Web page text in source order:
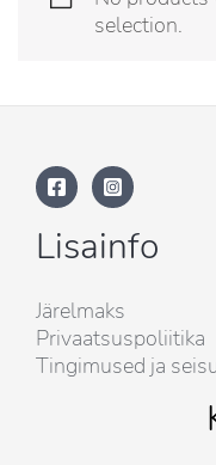
selection.
Lisainfo
Järelmaks
Privaatsuspoliitika
Tingimused ja